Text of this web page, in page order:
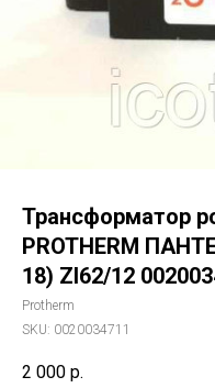
Трансформатор
PROTHERM
18) ZI62/12
Protherm
SKU: 0020034711
2 000 р.